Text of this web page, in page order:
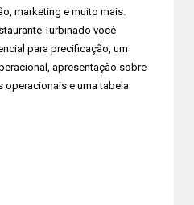
marketing e muito mais.
Turbinado você
para precificação, um
apresentação sobre
operacionais e uma tabela